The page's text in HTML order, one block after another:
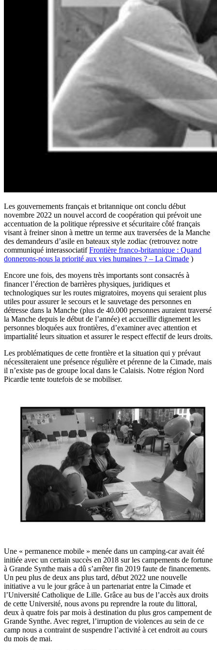
Les gouvernements français et britannique ont conclu début
novembre 2022 un nouvel accord de coopération qui prévoit une
accentuation de la politique répressive et sécuritaire côté français
visant à freiner sinon à mettre un terme aux traversées de la Manche
des demandeurs d’asile en bateaux style zodiac (retrouvez notre
communiqué interassociatifFrontière franco-britannique : Quand
donnerons-nous la priorité aux vies humaines ? – La Cimade )
Encore une fois, des moyens très importants sont consacrés à
financer l’érection de barrières physiques, juridiques et
technologiques sur les routes migratoires, moyens qui seraient plus
utiles pour assurer le secours et le sauvetage des personnes en
détresse dans la Manche (plus de 40.000 personnes auraient traversé
la Manche depuis le début de l’année) et accueillir dignement les
personnes bloquées aux frontières, d’examiner avec attention et
impartialité leurs situation et assurer le respect effectif de leurs droits.
Les problématiques de cette frontière et la situation qui y prévaut
nécessiteraient une présence régulière et pérenne de la Cimade, mais
il n’existe pas de groupe local dans le Calaisis. Notre région Nord
Picardie tente toutefois de se mobiliser.
Une « permanence mobile » menée dans un camping-car avait été
initiée avec un certain succès en 2018 sur les campements de fortune
à Grande Synthe mais a dû s’arrêter fin 2019 faute de financements.
Un peu plus de deux ans plus tard, début 2022 une nouvelle
initiative a vu le jour grâce à un partenariat entre la Cimade et
l’Université Catholique de Lille. Grâce au bus de l’accès aux droits
de cette Université, nous avons pu reprendre la route du littoral,
deux à quatre fois par mois à destination du plus gros campement de
Grande Synthe. Avec regret, l’irruption de violences au sein de ce
camp nous a contraint de suspendre l’activité à cet endroit au cours
du mois de mai.